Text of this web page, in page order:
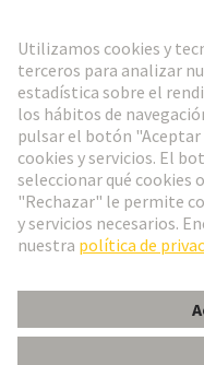
Ir al registro
Portugal
© Grupo Tecnológico